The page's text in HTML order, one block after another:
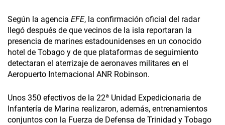
Según la agencia EFE, la confirmación oficial del radar
llegó después de que vecinos de la isla reportaran la
presencia de marines estadounidenses en un conocido
hotel de Tobago y de que plataformas de seguimiento
detectaran el aterrizaje de aeronaves militares en el
Aeropuerto Internacional ANR Robinson.
Unos 350 efectivos de la 22ª Unidad Expedicionaria de
Infantería de Marina realizaron, además, entrenamientos
conjuntos con la Fuerza de Defensa de Trinidad y Tobago